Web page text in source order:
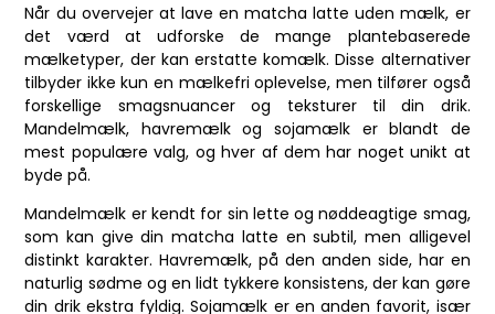
Når du overvejer at lave en matcha latte uden mælk, er
det værd at udforske de mange plantebaserede
mælketyper, der kan erstatte komælk. Disse alternativer
tilbyder ikke kun en mælkefri oplevelse, men tilfører også
forskellige smagsnuancer og teksturer til din drik.
Mandelmælk, havremælk og sojamælk er blandt de
mest populære valg, og hver af dem har noget unikt at
byde på.
Mandelmælk er kendt for sin lette og nøddeagtige smag,
som kan give din matcha latte en subtil, men alligevel
distinkt karakter. Havremælk, på den anden side, har en
naturlig sødme og en lidt tykkere konsistens, der kan gøre
din drik ekstra fyldig. Sojamælk er en anden favorit, især